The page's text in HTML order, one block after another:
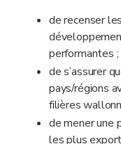
de recenser
performantes ;
de s’assurer
pays/régions
filières
de mener une
les plus